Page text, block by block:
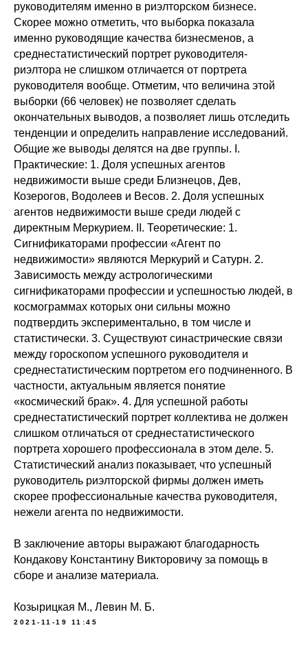
руководителям именно в риэлторском бизнесе.
Скорее можно отметить, что выборка показала
именно руководящие качества бизнесменов, а
среднестатистический портрет руководителя-
риэлтора не слишком отличается от портрета
руководителя вообще. Отметим, что величина этой
выборки (66 человек) не позволяет сделать
окончательных выводов, а позволяет лишь отследить
тенденции и определить направление исследований.
Общие же выводы делятся на две группы. I.
Практические: 1. Доля успешных агентов
недвижимости выше среди Близнецов, Дев,
Козерогов, Водолеев и Весов. 2. Доля успешных
агентов недвижимости выше среди людей с
директным Меркурием. II. Теоретические: 1.
Сигнификаторами профессии «Агент по
недвижимости» являются Меркурий и Сатурн. 2.
Зависимость между астрологическими
сигнификаторами профессии и успешностью людей, в
космограммах которых они сильны можно
подтвердить экспериментально, в том числе и
статистически. 3. Существуют синастрические связи
между гороскопом успешного руководителя и
среднестатистическим портретом его подчиненного. В
частности, актуальным является понятие
«космический брак». 4. Для успешной работы
среднестатистический портрет коллектива не должен
слишком отличаться от среднестатистического
портрета хорошего профессионала в этом деле. 5.
Статистический анализ показывает, что успешный
руководитель риэлторской фирмы должен иметь
скорее профессиональные качества руководителя,
нежели агента по недвижимости.
В заключение авторы выражают благодарность
Кондакову Константину Викторовичу за помощь в
сборе и анализе материала.
Козырицкая М., Левин М. Б.
2021-11-19 11:45